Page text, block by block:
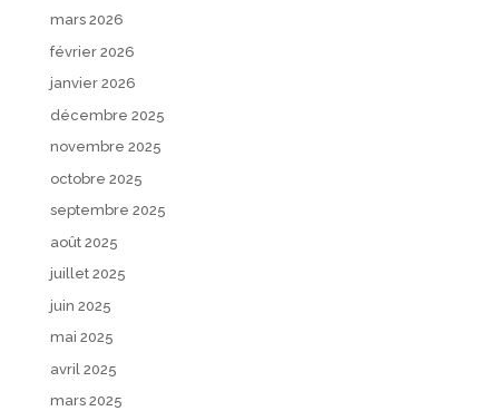
mars 2026
février 2026
janvier 2026
décembre 2025
novembre 2025
octobre 2025
septembre 2025
août 2025
juillet 2025
juin 2025
mai 2025
avril 2025
mars 2025